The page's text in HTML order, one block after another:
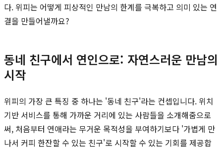
다. 위피는 어떻게 피상적인 만남의 한계를 극복하고 의미 있는 연
결을 만들어낼까요?
동네 친구에서 연인으로: 자연스러운 만남의
시작
위피의 가장 큰 특징 중 하나는 '동네 친구'라는 컨셉입니다. 위치
기반 서비스를 통해 가까운 거리에 있는 사람들을 소개해줌으로
써, 처음부터 연애라는 무거운 목적성을 부여하기보다 '가볍게 만
나서 커피 한잔할 수 있는 친구'로 시작할 수 있는 기회를 제공합